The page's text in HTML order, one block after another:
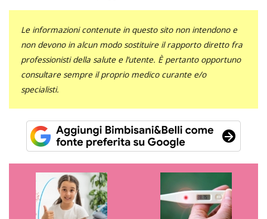
Le informazioni contenute in questo sito non intendono e
non devono in alcun modo sostituire il rapporto diretto fra
professionisti della salute e l’utente. È pertanto opportuno
consultare sempre il proprio medico curante e/o
specialisti.